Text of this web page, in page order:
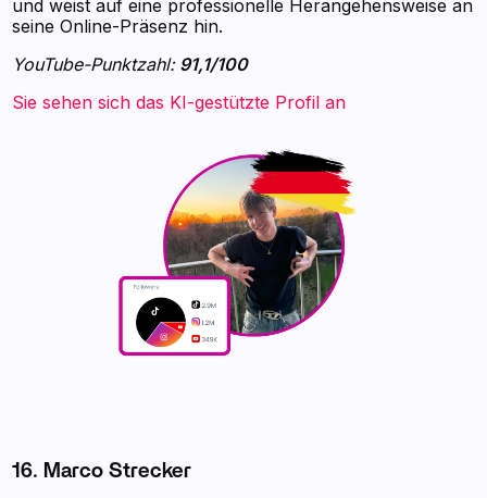
und weist auf eine professionelle Herangehensweise an
seine Online-Präsenz hin.
YouTube-Punktzahl:91,1/100
Sie sehen sich das KI-gestützte Profil an
16. Marco Strecker